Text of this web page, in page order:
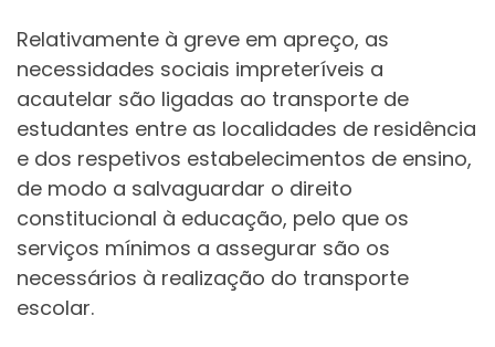
Relativamente à greve em apreço, as
necessidades sociais impreteríveis a
acautelar são ligadas ao transporte de
estudantes entre as localidades de residência
e dos respetivos estabelecimentos de ensino,
de modo a salvaguardar o direito
constitucional à educação, pelo que os
serviços mínimos a assegurar são os
necessários à realização do transporte
escolar.